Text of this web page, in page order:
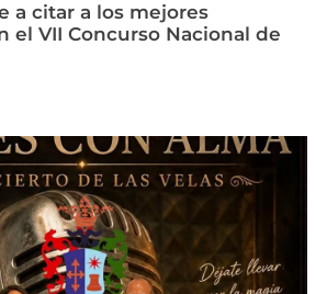
a citar a los mejores
el VII Concurso Nacional de